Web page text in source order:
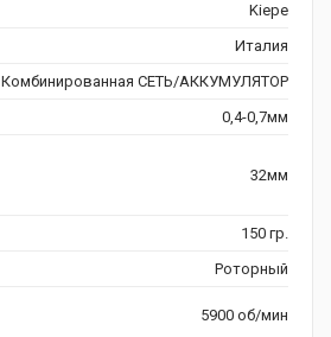
Kiepe
Италия
Комбинированная СЕТЬ/АККУМУЛЯТОР
0,4-0,7мм
32мм
150 гр.
Роторный
5900 об/мин